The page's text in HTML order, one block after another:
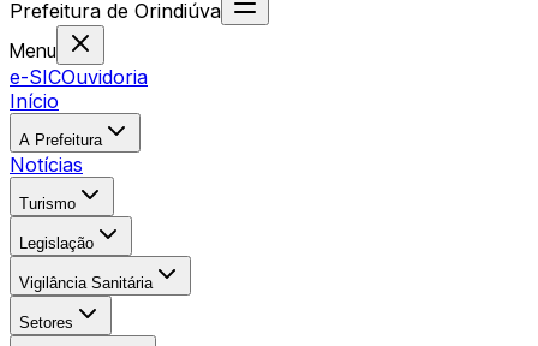
Prefeitura de Orindiúva
Menu
e-SICOuvidoria
Início
A Prefeitura
Notícias
Turismo
Legislação
Vigilância Sanitária
Setores